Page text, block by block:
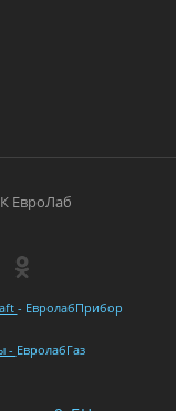
- ЕвролабПрибор
- ЕвролабГаз
ЕвроЛаб